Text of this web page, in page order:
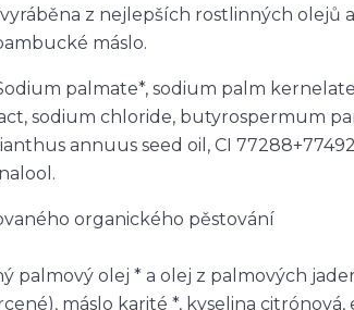
z nejlepších rostlinných olejů
máslo.
palmate*, sodium palm
sodium chloride, butyrospermum
annuus seed oil, CI
organického pěstování
palmový olej * a olej z palmových
máslo karité *, kyselina